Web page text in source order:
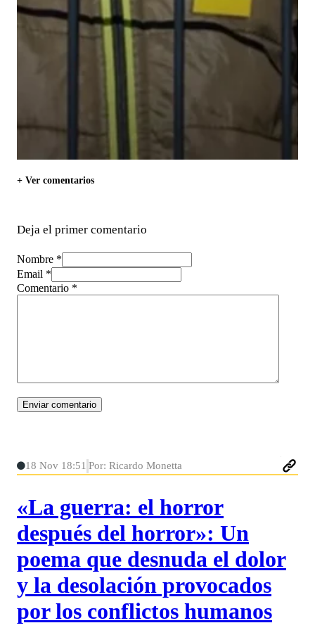
+ Ver comentarios
Deja el primer comentario
Nombre *
Email *
Comentario *
18 Nov 18:51 Por: Ricardo Monetta
«La guerra: el horror
después del horror»: Un
poema que desnuda el dolor
y la desolación provocados
por los conflictos humanos